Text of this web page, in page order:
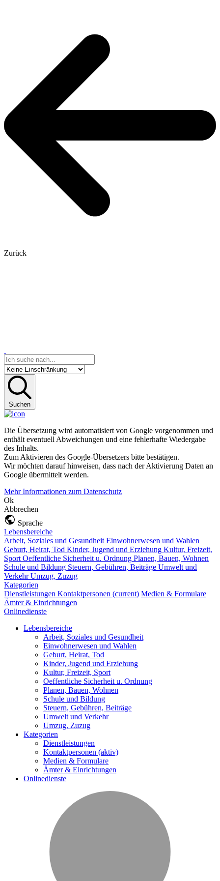
Zurück
Suchen
Die Übersetzung wird automatisiert von Google vorgenommen und
enthält eventuell Abweichungen und eine fehlerhafte Wiedergabe
des Inhalts.
Zum Aktivieren des Google-Übersetzers bitte bestätigen.
Wir möchten darauf hinweisen, dass nach der Aktivierung Daten an
Google übermittelt werden.
Mehr Informationen zum Datenschutz
Ok
Abbrechen
Sprache
Lebensbereiche
Arbeit, Soziales und Gesundheit Einwohnerwesen und Wahlen
Geburt, Heirat, Tod Kinder, Jugend und Erziehung Kultur, Freizeit,
Sport Oeffentliche Sicherheit u. Ordnung Planen, Bauen, Wohnen
Schule und Bildung Steuern, Gebühren, Beiträge Umwelt und
VerkehrUmzug, Zuzug
Kategorien
Dienstleistungen Kontaktpersonen (current) Medien & Formulare
Ämter & Einrichtungen
Onlinedienste
Lebensbereiche
Arbeit, Soziales und Gesundheit
Einwohnerwesen und Wahlen
Geburt, Heirat, Tod
Kinder, Jugend und Erziehung
Kultur, Freizeit, Sport
Oeffentliche Sicherheit u. Ordnung
Planen, Bauen, Wohnen
Schule und Bildung
Steuern, Gebühren, Beiträge
Umwelt und Verkehr
Umzug, Zuzug
Kategorien
Dienstleistungen
Kontaktpersonen (aktiv)
Medien & Formulare
Ämter & Einrichtungen
Onlinedienste